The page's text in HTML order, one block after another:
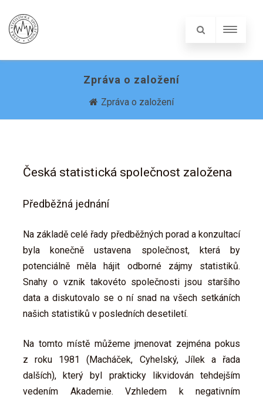
Zpráva o založení
Zpráva o založení
Česká statistická společnost založena
Předběžná jednání
Na základě celé řady předběžných porad a konzultací
byla konečně ustavena společnost, která by
potenciálně měla hájit odborné zájmy statistiků.
Snahy o vznik takovéto společnosti jsou staršího
data a diskutovalo se o ní snad na všech setkáních
našich statistiků v posledních desetiletí.
Na tomto místě můžeme jmenovat zejména pokus
z roku 1981 (Macháček, Cyhelský, Jílek a řada
dalších), který byl prakticky likvidován tehdejším
vedením Akademie. Vzhledem k negativním